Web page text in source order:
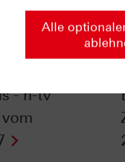
- n-tv
Alle